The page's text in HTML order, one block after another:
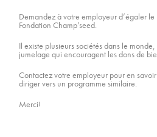
Demandez à votre employeur d’égaler
Fondation Champ’seed.
Il existe plusieurs sociétés dans le
jumelage qui encouragent les dons de
Contactez votre employeur pour en
diriger vers un programme similaire.
Merci!